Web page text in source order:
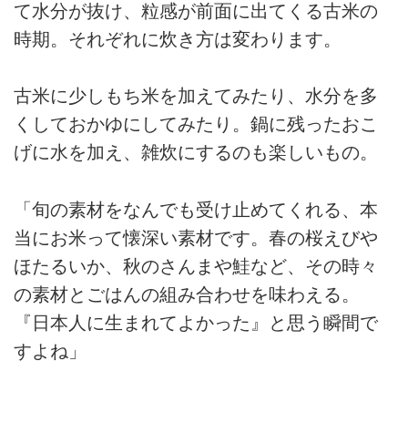
て水分が抜け、粒感が前面に出てくる古米の
時期。それぞれに炊き方は変わります。
古米に少しもち米を加えてみたり、水分を多
くしておかゆにしてみたり。鍋に残ったおこ
げに水を加え、雑炊にするのも楽しいもの。
「旬の素材をなんでも受け止めてくれる、本
当にお米って懐深い素材です。春の桜えびや
ほたるいか、秋のさんまや鮭など、その時々
の素材とごはんの組み合わせを味わえる。
『日本人に生まれてよかった』と思う瞬間で
すよね」